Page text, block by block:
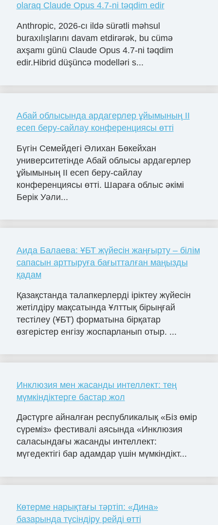
olaraq Claude Opus 4.7-ni təqdim edir
Anthropic, 2026-cı ildə sürətli məhsul
buraxılışlarını davam etdirərək, bu cümə
axşamı günü Claude Opus 4.7-ni təqdim
edir.Hibrid düşüncə modelləri s...
Абай облысында ардагерлер ұйымының II
есеп беру-сайлау конференциясы өтті
Бүгін Семейдегі Әлихан Бөкейхан
университетінде Абай облысы ардагерлер
ұйымының II есеп беру-сайлау
конференциясы өтті. Шараға облыс әкімі
Берік Уәли...
Аида Балаева: ҰБТ жүйесін жаңғырту – білім
сапасын арттыруға бағытталған маңызды
қадам
Қазақстанда талапкерлерді іріктеу жүйесін
жетілдіру мақсатында Ұлттық бірыңғай
тестілеу (ҰБТ) форматына бірқатар
өзгерістер енгізу жоспарланып отыр. ...
Инклюзия мен жасанды интеллект: тең
мүмкіндіктерге бастар жол
Дәстүрге айналған республикалық «Біз өмір
сүреміз» фестивалі аясында «Инклюзия
саласындағы жасанды интеллект:
мүгедектігі бар адамдар үшін мүмкіндікт...
Көтерме нарықтағы тәртіп: «Дина»
базарында түсіндіру рейді өтті